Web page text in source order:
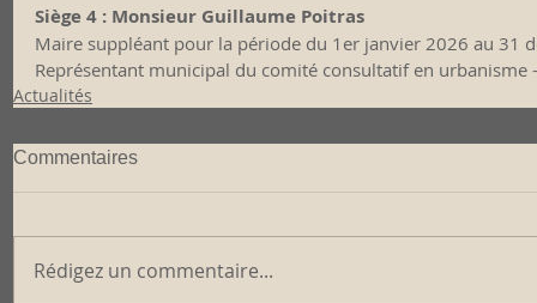
Siège 4 : Monsieur Guillaume Poitras
Maire suppléant pour la période du 1er janvier 2026 au 31
Représentant municipal du comité consultatif en urbanisme
Actualités
Commentaires
Rédigez un commentaire...